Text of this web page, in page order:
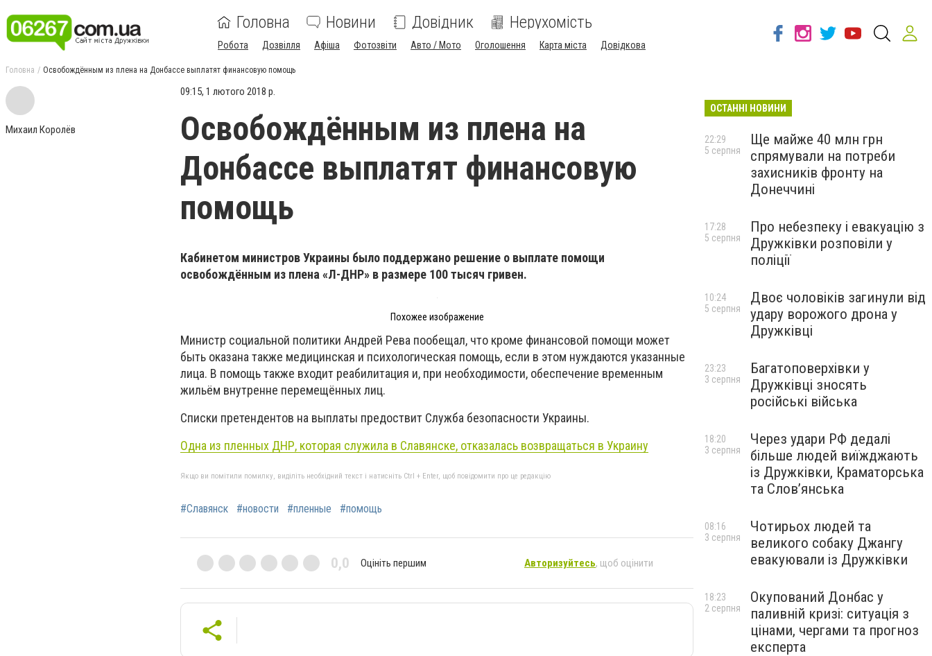
Головна Новини Довідник Нерухомість
Робота Дозвілля Афіша Фотозвіти Авто / Мото Оголошення Карта міста Довідкова
Головна Освобождённым из плена на Донбассе выплатят финансовую помощь
Михаил Королёв
09:15, 1 лютого 2018 р.
Освобождённым из плена на
Донбассе выплатят финансовую
помощь
Кабинетом министров Украины было поддержано решение о выплате помощи
освобождённым из плена «Л-ДНР» в размере 100 тысяч гривен.
Похожее изображение
Министр социальной политики Андрей Рева пообещал, что кроме финансовой помощи может
быть оказана также медицинская и психологическая помощь, если в этом нуждаются указанные
лица. В помощь также входит реабилитация и, при необходимости, обеспечение временным
жильём внутренне перемещённых лиц.
Списки претендентов на выплаты предоствит Служба безопасности Украины.
Одна из пленных ДНР, которая служила в Славянске, отказалась возвращаться в Украину
Якщо ви помітили помилку, виділіть необхідний текст і натисніть Ctrl + Enter, щоб повідомити про це редакцію
#Славянск #новости #пленные #помощь
0,0 Оцініть першим Авторизуйтесь, щоб оцінити
ОСТАННІ НОВИНИ
Ще майже 40 млн грн
спрямували на потреби
захисників фронту на
Донеччині
22:29
5 серпня
Про небезпеку і евакуацію з
Дружківки розповіли у
поліції
17:28
5 серпня
Двоє чоловіків загинули від
удару ворожого дрона у
Дружківці
10:24
5 серпня
Багатоповерхівки у
Дружківці зносять
російські війська
23:23
3 серпня
Через удари РФ дедалі
більше людей виїжджають
із Дружківки, Краматорська
та Слов’янська
18:20
3 серпня
Чотирьох людей та
великого собаку Джангу
евакуювали із Дружківки
08:16
3 серпня
Окупований Донбас у
паливній кризі: ситуація з
цінами, чергами та прогноз
експерта
18:23
2 серпня